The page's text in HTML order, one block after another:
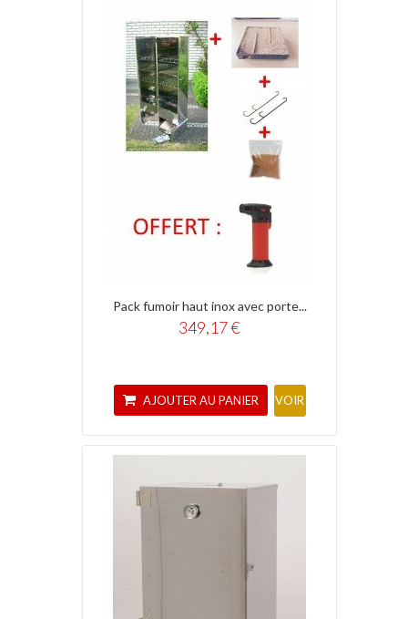
Pack fumoir haut inox avec porte...
349,17 €
AJOUTER AU PANIER VOIR